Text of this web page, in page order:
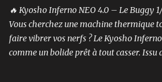
🔥 Kyosho Inferno NEO 4.0 – Le Buggy
Vous cherchez une machine thermique
faire vibrer vos nerfs ? Le Kyosho
comme un bolide prêt à tout casser. Issu